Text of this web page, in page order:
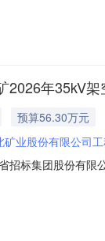
斯采动井高浓瓦
年35kV
预算56.30万元
矿业股份有限公司
招标集团股份有
程处，该项目已